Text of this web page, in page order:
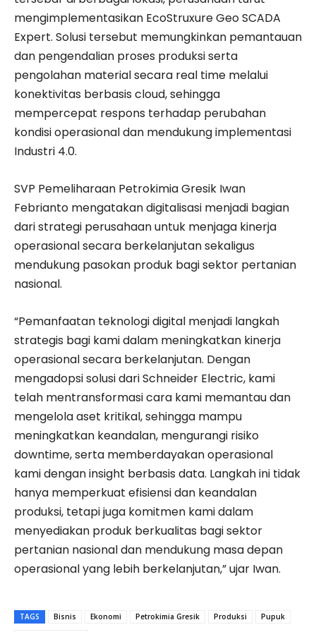
mengimplementasikan EcoStruxure Geo SCADA
Expert. Solusi tersebut memungkinkan pemantauan
dan pengendalian proses produksi serta
pengolahan material secara real time melalui
konektivitas berbasis cloud, sehingga
mempercepat respons terhadap perubahan
kondisi operasional dan mendukung implementasi
Industri 4.0.
SVP Pemeliharaan Petrokimia Gresik Iwan
Febrianto mengatakan digitalisasi menjadi bagian
dari strategi perusahaan untuk menjaga kinerja
operasional secara berkelanjutan sekaligus
mendukung pasokan produk bagi sektor pertanian
nasional.
“Pemanfaatan teknologi digital menjadi langkah
strategis bagi kami dalam meningkatkan kinerja
operasional secara berkelanjutan. Dengan
mengadopsi solusi dari Schneider Electric, kami
telah mentransformasi cara kami memantau dan
mengelola aset kritikal, sehingga mampu
meningkatkan keandalan, mengurangi risiko
downtime, serta memberdayakan operasional
kami dengan insight berbasis data. Langkah ini tidak
hanya memperkuat efisiensi dan keandalan
produksi, tetapi juga komitmen kami dalam
menyediakan produk berkualitas bagi sektor
pertanian nasional dan mendukung masa depan
operasional yang lebih berkelanjutan,” ujar Iwan.
TAGS Bisnis Ekonomi Petrokimia Gresik Produksi
Pupuk